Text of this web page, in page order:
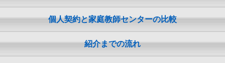
個人契約と家庭教師センターの比較
紹介までの流れ